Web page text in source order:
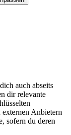
auch abseits
dir relevante
Anbietern
sofern du deren